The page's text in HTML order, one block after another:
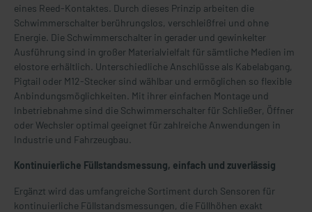
eines Reed-Kontaktes. Durch dieses Prinzip arbeiten die
Schwimmerschalter berührungslos, verschleißfrei und ohne
Energie. Die Schwimmerschalter in gerader und gewinkelter
Ausführung sind in großer Materialvielfalt für sämtliche Medien im
elostore erhältlich. Unterschiedliche Anschlüsse als Kabelabgang,
Pigtail oder M12-Stecker sind wählbar und ermöglichen so flexible
Anbindungsmöglichkeiten. Mit ihrer einfachen Montage und
Inbetriebnahme sind die Schwimmerschalter für Schließer, Öffner
oder Wechsler optimal geeignet für zahlreiche Anwendungen in
Industrie und Fahrzeugbau.
Kontinuierliche Füllstandsmessung, einfach und zuverlässig
Ergänzt wird das umfangreiche Sortiment durch Sensoren für
kontinuierliche Füllstandsmessungen, die Füllhöhen exakt